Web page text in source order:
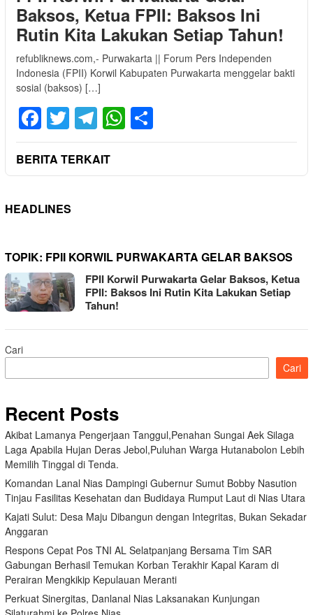
Baksos, Ketua FPII: Baksos Ini
Rutin Kita Lakukan Setiap Tahun!
refubliknews.com,- Purwakarta || Forum Pers Independen
Indonesia (FPII) Korwil Kabupaten Purwakarta menggelar bakti
sosial (baksos) […]
Facebook
Twitter
Telegram
WhatsApp
BERITA TERKAIT
HEADLINES
TOPIK: FPII KORWIL PURWAKARTA GELAR BAKSOS
FPII Korwil Purwakarta Gelar Baksos, Ketua
FPII: Baksos Ini Rutin Kita Lakukan Setiap
Tahun!
Cari
Cari
Recent Posts
Akibat Lamanya Pengerjaan Tanggul,Penahan Sungai Aek Silaga
Laga Apabila Hujan Deras Jebol,Puluhan Warga Hutanabolon Lebih
Memilih Tinggal di Tenda.
Komandan Lanal Nias Dampingi Gubernur Sumut Bobby Nasution
Tinjau Fasilitas Kesehatan dan Budidaya Rumput Laut di Nias Utara
Kajati Sulut: Desa Maju Dibangun dengan Integritas, Bukan Sekadar
Anggaran
Respons Cepat Pos TNI AL Selatpanjang Bersama Tim SAR
Gabungan Berhasil Temukan Korban Terakhir Kapal Karam di
Perairan Mengkikip Kepulauan Meranti
Perkuat Sinergitas, Danlanal Nias Laksanakan Kunjungan